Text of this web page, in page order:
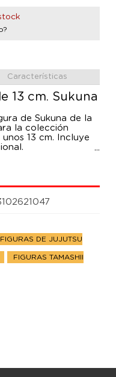
Características
13 cm. Sukuna
de Sukuna de la
la colección
13 cm. Incluye
FIGURAS DE JUJUTSU
FIGURAS TAMASHII